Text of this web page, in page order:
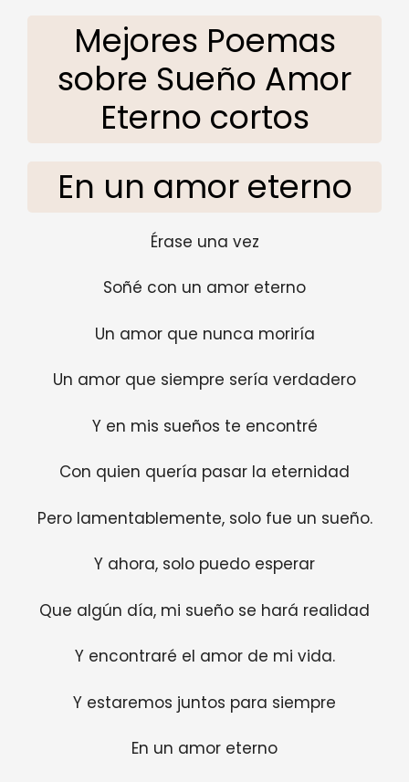
Mejores Poemas
sobre Sueño Amor
Eterno cortos
En un amor eterno
Érase una vez
Soñé con un amor eterno
Un amor que nunca moriría
Un amor que siempre sería verdadero
Y en mis sueños te encontré
Con quien quería pasar la eternidad
Pero lamentablemente, solo fue un sueño.
Y ahora, solo puedo esperar
Que algún día, mi sueño se hará realidad
Y encontraré el amor de mi vida.
Y estaremos juntos para siempre
En un amor eterno